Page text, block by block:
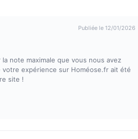
Publiée le 12/01/2026
note maximale que vous nous avez
expérience sur Homéose.fr ait été
site !